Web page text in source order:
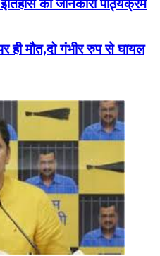
की जानकारी पाठ्यक्रम
ही मौत,दो गंभीर रुप से घायल